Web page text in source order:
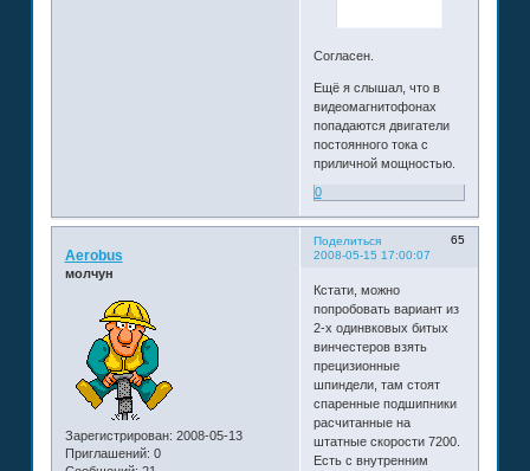
Согласен.
Ещё я слышал, что в
видеомагнитофонах
попадаются двигатели
постоянного тока с
приличной мощностью.
0
Поделиться
65
2008-05-15 17:00:07
Aerobus
молчун
Зарегистрирован: 2008-05-13
Приглашений: 0
Кстати, можно
попробовать вариант из
2-х одинвковых битых
винчестеров взять
прецизионные
шпиндели, там стоят
спаренные подшипники
расчитанные на
штатные скорости 7200.
Есть с внутренним